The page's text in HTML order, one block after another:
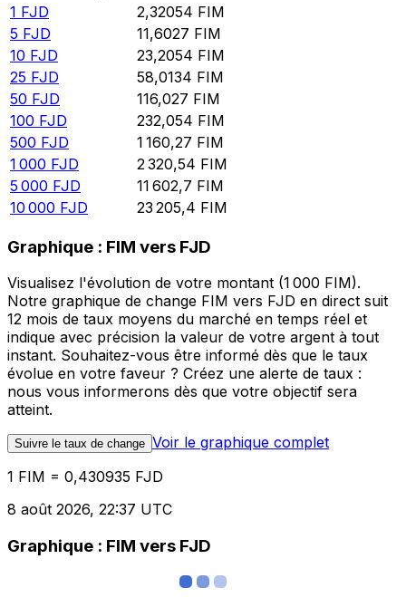
1 FJD 2,32054 FIM
5 FJD 11,6027 FIM
10 FJD 23,2054 FIM
25 FJD 58,0134 FIM
50 FJD 116,027 FIM
100 FJD 232,054 FIM
500 FJD 1 160,27 FIM
1 000 FJD 2 320,54 FIM
5 000 FJD 11 602,7 FIM
10 000 FJD 23 205,4 FIM
Graphique : FIM vers FJD
Visualisez l'évolution de votre montant (1 000 FIM).
Notre graphique de change FIM vers FJD en direct suit
12 mois de taux moyens du marché en temps réel et
indique avec précision la valeur de votre argent à tout
instant. Souhaitez-vous être informé dès que le taux
évolue en votre faveur ? Créez une alerte de taux :
nous vous informerons dès que votre objectif sera
atteint.
Suivre le taux de change Voir le graphique complet
1 FIM = 0,430935 FJD
8 août 2026, 22:37 UTC
Graphique : FIM vers FJD